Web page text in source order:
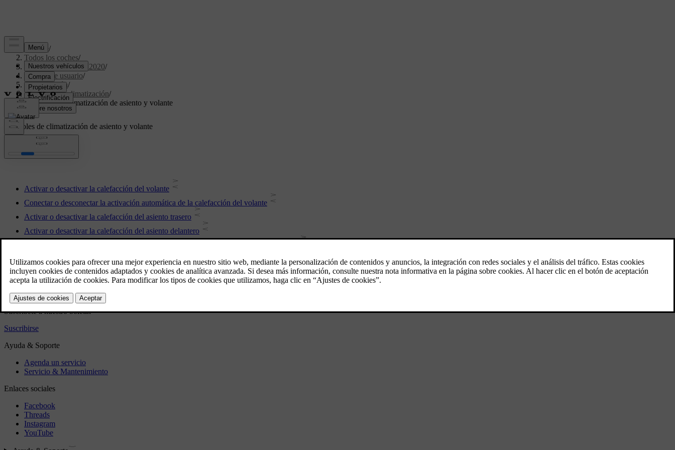
Soporte/
Todos los coches/
XC40 Twin Engine 2020/
Manual de usuario/
Climatización/
Mandos de climatización/
Controles de climatización de asiento y volante
Controles de climatización de asiento y volante
Activar o desactivar la calefacción del volante
Conectar o desconectar la activación automática de la calefacción del volante
Activar o desactivar la calefacción del asiento trasero
Activar o desactivar la calefacción del asiento delantero